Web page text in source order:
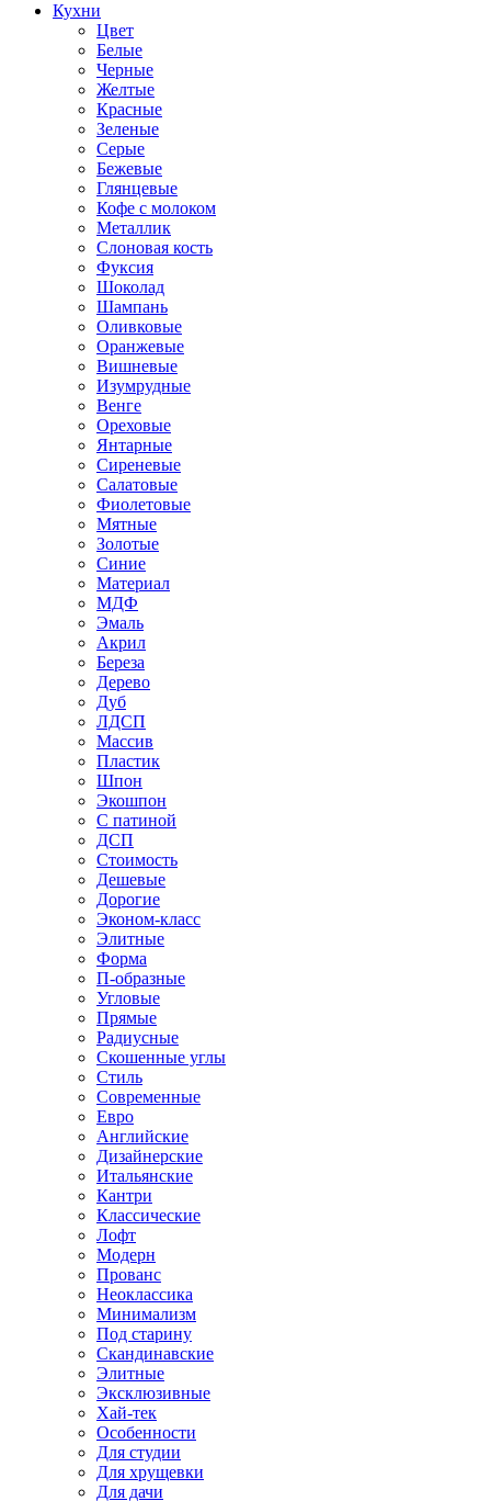
Кухни
Цвет
Белые
Черные
Желтые
Красные
Зеленые
Серые
Бежевые
Глянцевые
Кофе с молоком
Металлик
Слоновая кость
Фуксия
Шоколад
Шампань
Оливковые
Оранжевые
Вишневые
Изумрудные
Венге
Ореховые
Янтарные
Сиреневые
Салатовые
Фиолетовые
Мятные
Золотые
Синие
Материал
МДФ
Эмаль
Акрил
Береза
Дерево
Дуб
ЛДСП
Массив
Пластик
Шпон
Экошпон
С патиной
ДСП
Стоимость
Дешевые
Дорогие
Эконом-класс
Элитные
Форма
П-образные
Угловые
Прямые
Радиусные
Скошенные углы
Стиль
Современные
Евро
Английские
Дизайнерские
Итальянские
Кантри
Классические
Лофт
Модерн
Прованс
Неоклассика
Минимализм
Под старину
Скандинавские
Элитные
Эксклюзивные
Хай-тек
Особенности
Для студии
Для хрущевки
Для дачи